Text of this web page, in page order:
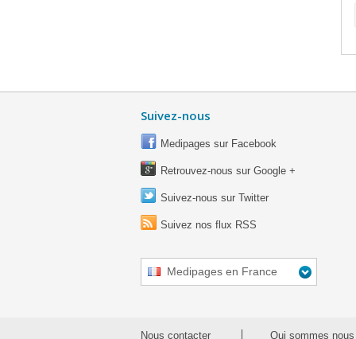
Suivez-nous
Medipages sur Facebook
Retrouvez-nous sur Google +
Suivez-nous sur Twitter
Suivez nos flux RSS
Medipages en France
Nous contacter Qui sommes